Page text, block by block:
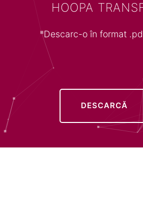
HOOPA
Descarc-o în format
DESCARCĂ